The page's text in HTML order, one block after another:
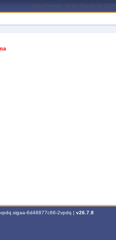
João Pessoa, 06 de Agosto de 2026
6d48877c66-2vpdq | v26.7.8